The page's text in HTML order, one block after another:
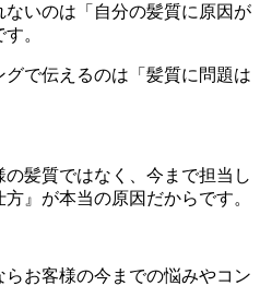
いのは「自分の髪質に原因が
。
で伝えるのは「髪質に問題は
髪質ではなく、今まで担当し
』が本当の原因だからです。
お客様の今までの悩みやコン